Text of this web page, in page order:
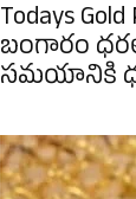
Todays Gold
బంగారం
సమయానికి